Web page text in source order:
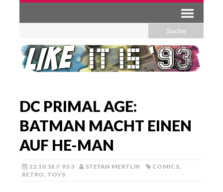
DC PRIMAL AGE:
BATMAN MACHT EINEN
AUF HE-MAN
22.10.18 // 9:53 STEFAN MERTLIK COMICS,
RETRO, TOYS